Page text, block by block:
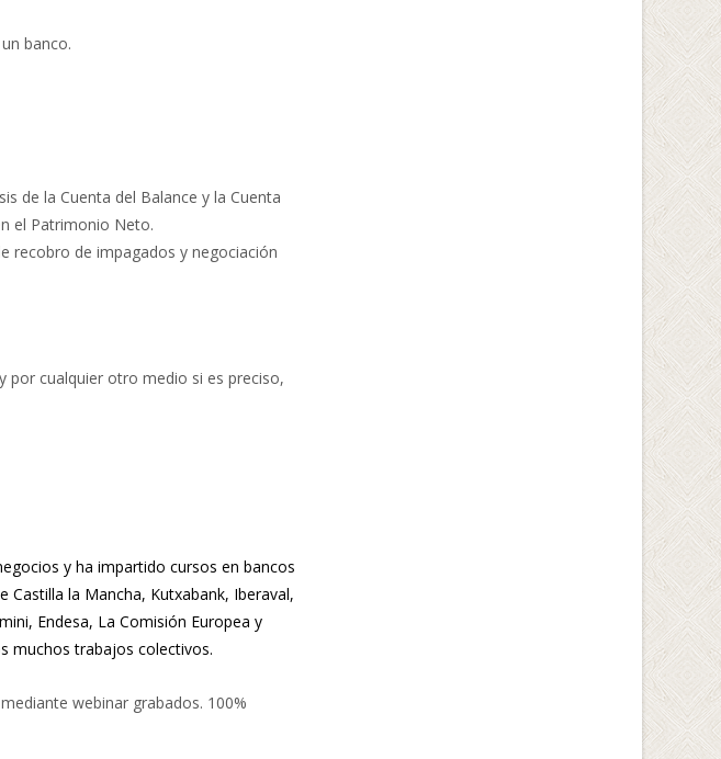
banco.
de la Cuenta del Balance y la Cuenta
el Patrimonio Neto.
recobro de impagados y negociación
por cualquier otro medio si es preciso,
y ha impartido cursos en bancos
Castilla la Mancha, Kutxabank, Iberaval,
Endesa, La Comisión Europea y
muchos trabajos colectivos.
webinar grabados. 100%